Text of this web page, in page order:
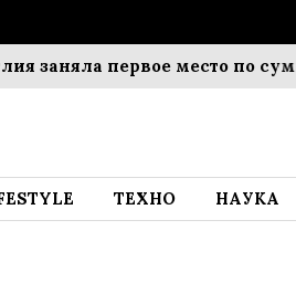
первое место по
ТЕХНО НАУКА